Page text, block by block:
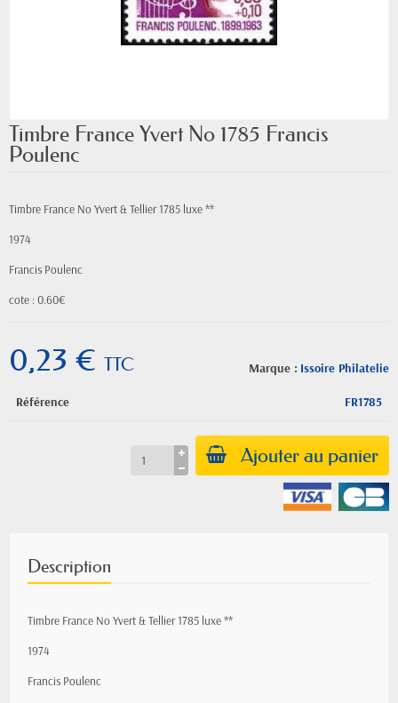
Timbre France Yvert No 1785 Francis
Poulenc
Timbre France No Yvert & Tellier 1785 luxe **
1974
Francis Poulenc
cote : 0.60€
Marque : Issoire Philatelie
0,23 € TTC
Référence FR1785
Ajouter au panier
Description
Timbre France No Yvert & Tellier 1785 luxe **
1974
Francis Poulenc